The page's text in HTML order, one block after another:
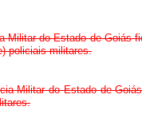
Militar do Estado de Goiás
policiais militares.
Militar do Estado de